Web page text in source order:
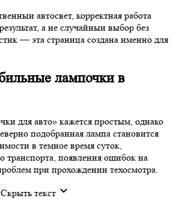
автосвет, корректная работа
а не случайныи выбор без
— эта страница создана именно для
лампочкив
для авто» кажется простым, однако
подобранная лампа становится
в темное время суток,
транспорта, появления ошибок на
при прохождении техосмотра.
Скрыть текст